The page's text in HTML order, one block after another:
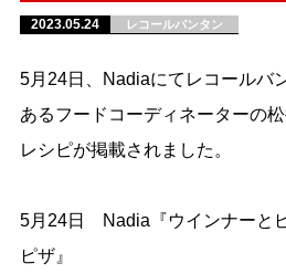
2023.05.24 レコールバンタン
5月24日、Nadiaにてレコールバ
あるフードコーディネーターの
レシピが掲載されました。
5月24日 Nadia『ウインナーと
ピザ』